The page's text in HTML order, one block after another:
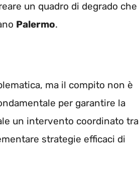
un quadro di degrado che
Palermo.
ma il compito non è
per garantire la
un intervento coordinato tra
strategie efficaci di